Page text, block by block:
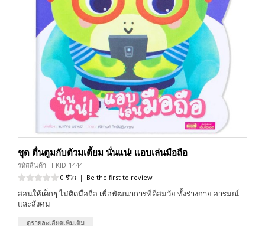
ชุด ตื่นตูมกับต้วมเตี้ยม นั่นแน่! แอบเล่นมือถือ
รหัสสินค้า : I-KID-1444
0 รีวิว | Be the first to review
สอนให้เด็กๆ ไม่ติดมือถือ เพื่อพัฒนาการที่ดีสมวัย ทั้งร่างกาย อารมณ์
และสังคม
ดูรายละเอียดเพิ่มเติม